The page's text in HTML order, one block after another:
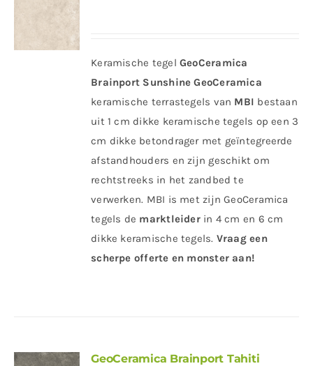
Keramische tegel GeoCeramica
Brainport Sunshine GeoCeramica
keramische terrastegels van MBI bestaan
uit 1 cm dikke keramische tegels op een 3
cm dikke betondrager met geïntegreerde
afstandhouders en zijn geschikt om
rechtstreeks in het zandbed te
verwerken. MBI is met zijn GeoCeramica
tegels de marktleiderin 4 cm en 6 cm
dikke keramische tegels. Vraag een
scherpe offerte en monster aan!
GeoCeramica Brainport Tahiti